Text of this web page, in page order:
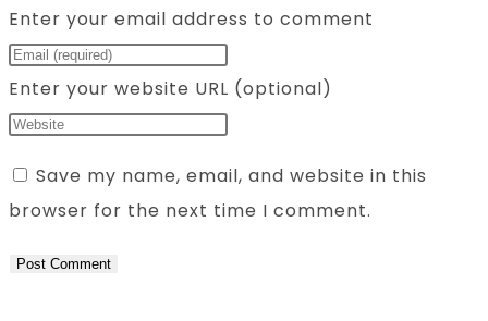
Enter your email address to comment
Enter your website URL (optional)
Save my name, email, and website in this
browser for the next time I comment.